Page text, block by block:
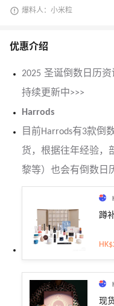
爆料人：小米粒
优惠介绍
2025 圣诞倒数日历
持续更新中>>>
Harrods
目前Harrods有3款倒
货，根据往年经验，
黎等）也会有倒数日
蹲
现